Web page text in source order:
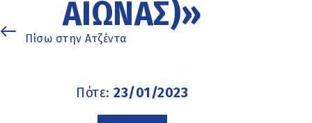
ΑΙΏΝΑΣ)»
Πίσω στην Ατζέντα
Πότε:23/01/2023